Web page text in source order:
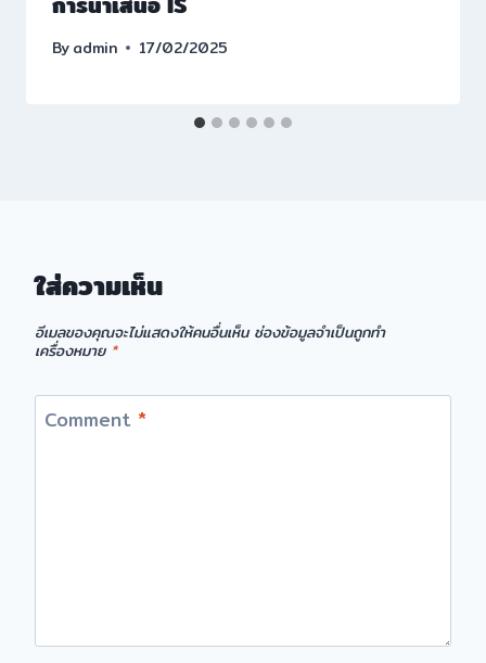
Byadmin 17/02/2025
ใส่ความเห็น
อีเมลของคุณจะไม่แสดงให้คนอื่นเห็น ช่องข้อมูลจำเป็นถูกทำ
เครื่องหมาย *
Comment *